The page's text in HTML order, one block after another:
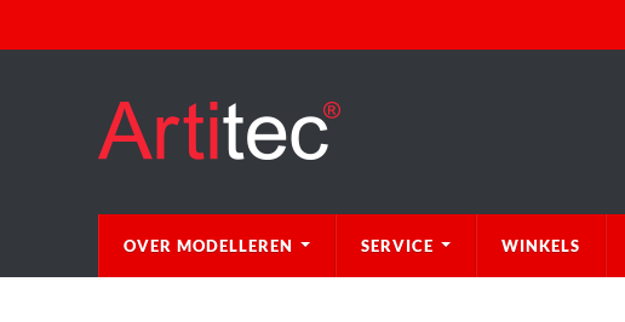
OVER MODELLEREN SERVICE WINKELS